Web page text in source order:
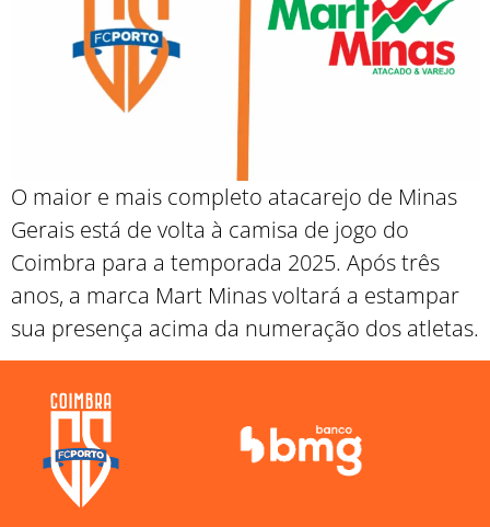
O maior e mais completo atacarejo de Minas
Gerais está de volta à camisa de jogo do
Coimbra para a temporada 2025. Após três
anos, a marca Mart Minas voltará a estampar
sua presença acima da numeração dos atletas.